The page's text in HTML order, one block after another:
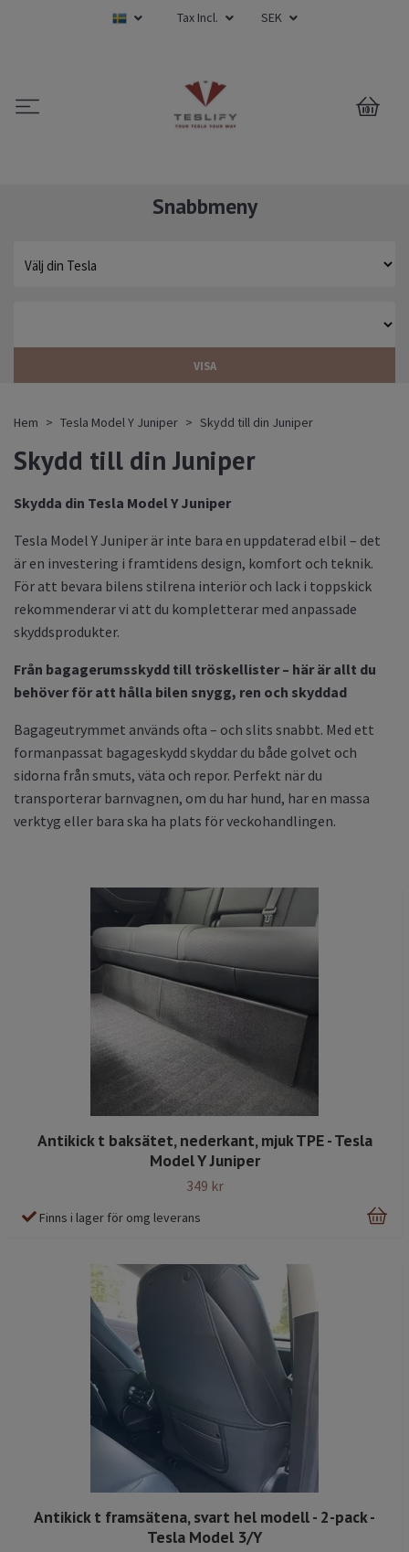
Tax Incl. SEK
0
Snabbmeny
VISA
Hem Tesla Model Y Juniper Skydd till din Juniper
Skydd till din Juniper
Skydda din Tesla Model Y Juniper
Tesla Model Y Juniper är inte bara en uppdaterad elbil – det
är en investering i framtidens design, komfort och teknik.
För att bevara bilens stilrena interiör och lack i toppskick
rekommenderar vi att du kompletterar med anpassade
skyddsprodukter.
Från bagagerumsskydd till tröskellister – här är allt du
behöver för att hålla bilen snygg, ren och skyddad
Bagageutrymmet används ofta – och slits snabbt. Med ett
formanpassat bagageskydd skyddar du både golvet och
sidorna från smuts, väta och repor. Perfekt när du
transporterar barnvagnen, om du har hund, har en massa
verktyg eller bara ska ha plats för veckohandlingen.
Antikick t baksätet, nederkant, mjuk TPE - Tesla
Model Y Juniper
349 kr
Finns i lager för omg leverans
Antikick t framsätena, svart hel modell - 2-pack -
Tesla Model 3/Y